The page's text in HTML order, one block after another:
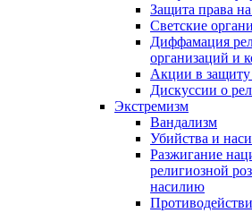
Защита права
Светские
Диффамация
организаций и
Акции в защиту
Дискуссии о
Экстремизм
Вандализм
Убийства и
Разжигание
религиозной
насилию